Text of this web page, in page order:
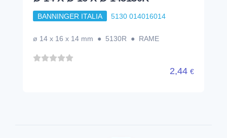
BANNINGER ITALIA 5130 014016014
ø 14 x 16 x 14 mm ● 5130R ● RAME
2,44 €